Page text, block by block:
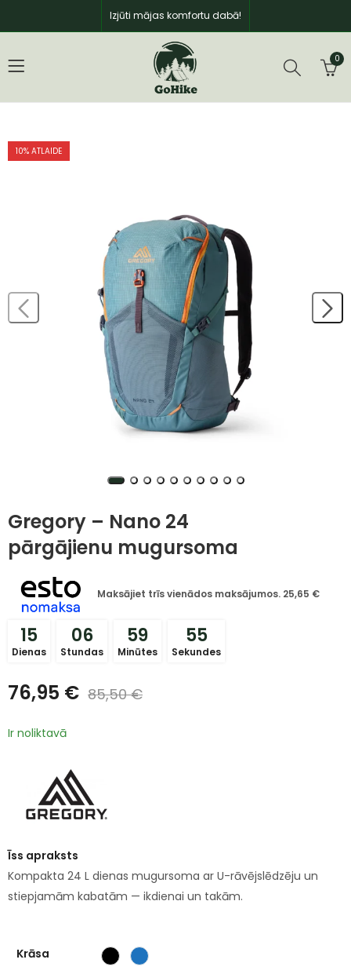
Izjūti mājas komfortu dabā!
0
10% ATLAIDE
Gregory – Nano 24
pārgājienu mugursoma
Maksājiet trīs vienādos maksājumos. 25,65 €
15
Dienas
06
Stundas
59
Minūtes
54
Sekundes
76,95 € 85,50€
Ir noliktavā
Īss apraksts
Kompakta 24 L dienas mugursoma ar U-rāvējslēdzēju un
stiepjamām kabatām — ikdienai un takām.
Krāsa